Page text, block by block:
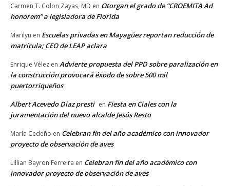
Carmen T. Colon Zayas, MD en Otorgan el grado de “CROEMITA Ad
honorem” a legisladora de Florida
Marilyn en Escuelas privadas en Mayagüez reportan reducción de
matrícula; CEO de LEAP aclara
Enrique Vélez en Advierte propuesta del PPD sobre paralización en
la construcción provocará éxodo de sobre 500 mil
puertorriqueños
Albert Acevedo Díaz presti en Fiesta en Ciales con la
juramentación del nuevo alcalde Jesús Resto
María Cedeño en Celebran fin del año académico con innovador
proyecto de observación de aves
Lillian Bayron Ferreira en Celebran fin del año académico con
innovador proyecto de observación de aves